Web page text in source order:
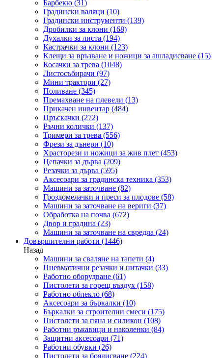
Барбекю (31)
Градински валяци (10)
Градински инструменти (139)
Дробилки за клони (168)
Духалки за листа (194)
Кастрачки за клони (123)
Клещи за връзване и ножици за ашладисване (15)
Косачки за трева (1048)
Листосъбирачи (97)
Мини трактори (27)
Поливане (345)
Премахване на плевели (13)
Прикачен инвентар (484)
Пръскачки (272)
Ръчни колички (137)
Тримери за трева (556)
Фрези за дънери (10)
Храсторези и ножици за жив плет (453)
Цепачки за дърва (209)
Резачки за дърва (595)
Аксесоари за градинска техника (353)
Машини за заточване (82)
Гроздомелачки и преси за плодове (58)
Машини за заточване на вериги (37)
Обработка на почва (672)
Двор и градина (23)
Машини за заточване на свредла (24)
Довършителни работи (1446)
Назад
Машини за сваляне на тапети (4)
Пневматични резачки и нитачки (33)
Работно оборудване (61)
Пистолети за горещ въздух (158)
Работно облекло (68)
Аксесоари за бъркалки (10)
Бъркалки за строителни смеси (175)
Пистолети за пяна и силикон (108)
Работни ръкавици и наколенки (84)
Защитни аксесоари (71)
Работни обувки (26)
Пистолети за боядисване (224)